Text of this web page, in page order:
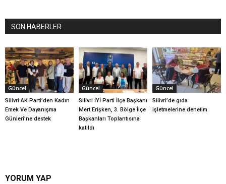
SON HABERLER
Güncel
Silivri AK Parti’den Kadın
Emek Ve Dayanışma
Günleri’ne destek
Güncel
Silivri İYİ Parti İlçe Başkanı
Mert Erişken, 3. Bölge İlçe
Başkanları Toplantısına
katıldı
Güncel
Silivri’de gıda
işletmelerine denetim
YORUM YAP